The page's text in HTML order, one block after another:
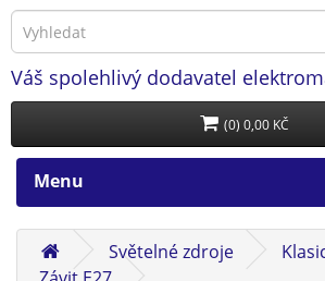
Váš spolehlivý dodavatel
(0) 0,00 KČ
Menu
Světelné zdroje